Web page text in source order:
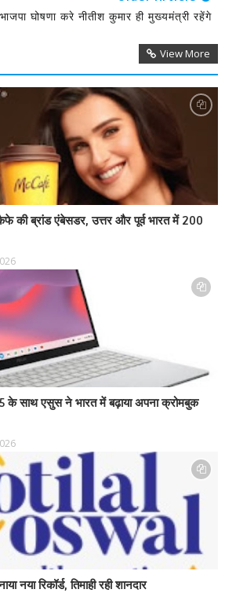
घोषणा करे नीतीश कुमार ही मुख्यमंत्री रहेंगे
View More
की ब्रांड एंबेसडर, उत्तर और पूर्व भारत में 200
के साथ एसुस ने भारत में बढ़ाया अपना क्रोमबुक
नया रिकॉर्ड, तिमाही रही शानदार